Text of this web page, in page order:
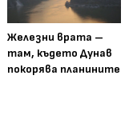
Железни врата –
там, където Дунав
покорява планините